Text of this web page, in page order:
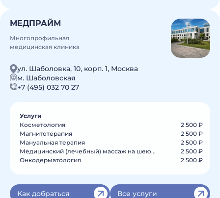
МЕДПРАЙМ
Многопрофильная
медицинская клиника
ул. Шаболовка, 10, корп. 1, Москва
м. Шаболовская
+7 (495) 032 70 27
Услуги
Косметология
2 500 ₽
Магнитотерапия
2 500 ₽
Мануальная терапия
2 500 ₽
Медицинский (лечебный) массаж на шею...
2 500 ₽
Онкодерматология
2 500 ₽
Как добраться Все услуги